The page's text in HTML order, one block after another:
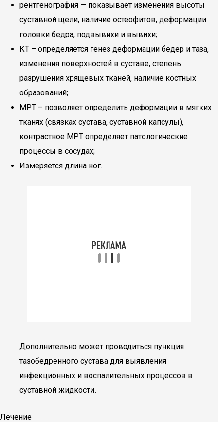
рентгенография — показывает изменения высоты
суставной щели, наличие остеофитов, деформации
головки бедра, подвывихи и вывихи;
КТ – определяется генез деформации бедер и таза,
изменения поверхностей в суставе, степень
разрушения хрящевых тканей, наличие костных
образований;
МРТ – позволяет определить деформации в мягких
тканях (связках сустава, суставной капсулы),
контрастное МРТ определяет патологические
процессы в сосудах;
Измеряется длина ног.
Дополнительно может проводиться пункция
тазобедренного сустава для выявления
инфекционных и воспалительных процессов в
суставной жидкости.
Лечение